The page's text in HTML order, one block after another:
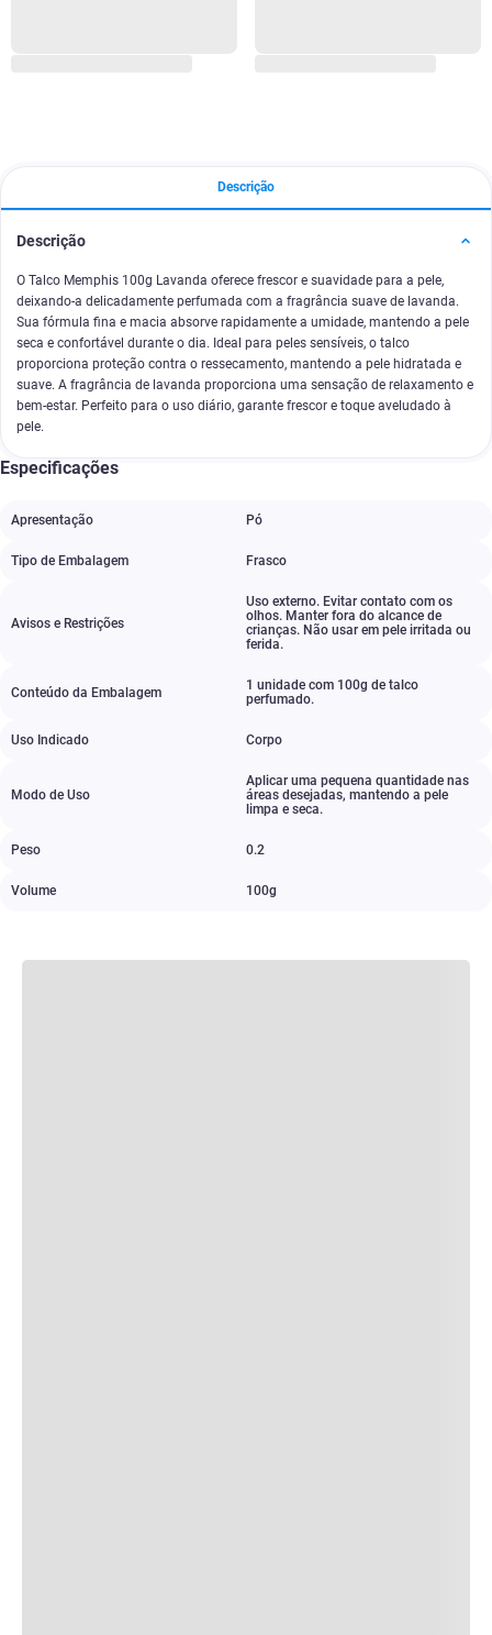
Descrição
Descrição
O Talco Memphis 100g Lavanda oferece frescor e suavidade para a pele,
deixando-a delicadamente perfumada com a fragrância suave de lavanda.
Sua fórmula fina e macia absorve rapidamente a umidade, mantendo a pele
seca e confortável durante o dia. Ideal para peles sensíveis, o talco
proporciona proteção contra o ressecamento, mantendo a pele hidratada e
suave. A fragrância de lavanda proporciona uma sensação de relaxamento e
bem-estar. Perfeito para o uso diário, garante frescor e toque aveludado à
pele.
Especificações
Apresentação Pó
Tipo de Embalagem Frasco
Avisos e Restrições
Uso externo. Evitar contato com os
olhos. Manter fora do alcance de
crianças. Não usar em pele irritada ou
ferida.
Conteúdo da Embalagem
1 unidade com 100g de talco
perfumado.
Uso Indicado Corpo
Modo de Uso
Aplicar uma pequena quantidade nas
áreas desejadas, mantendo a pele
limpa e seca.
Peso 0.2
Volume 100g